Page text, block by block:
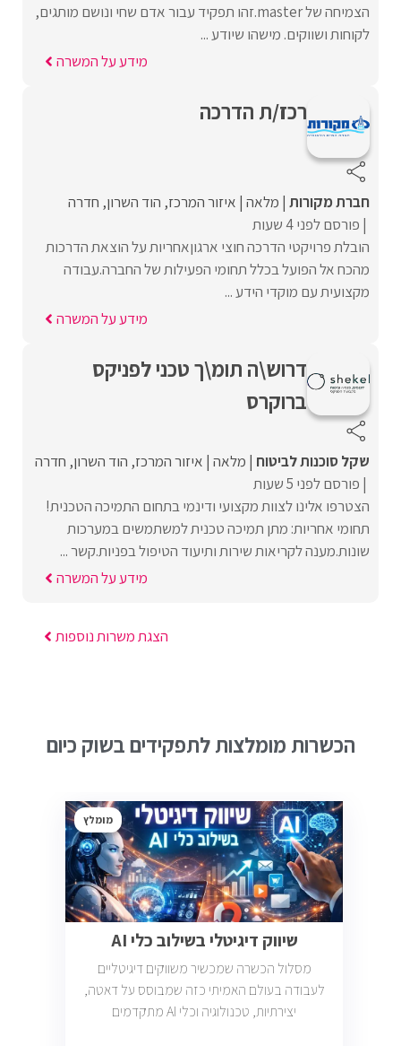
הצמיחה של master.זהו תפקיד עבור אדם שחי ונושם מותגים,
לקוחות ושווקים. מישהו שיודע ...
מידע על המשרה
רכז/ת הדרכה
חברת מקורות מלאה איזור המרכז הוד השרון חדרה
פורסם לפני 4 שעות
הובלת פרויקטי הדרכה חוצי ארגוןאחריות על הוצאת הדרכות
מהכח אל הפועל בכלל תחומי הפעילות של החברה.עבודה
מקצועית עם מוקדי הידע ...
מידע על המשרה
דרוש\ה תומ\ך טכני לפניקס
ברוקרס
שקל סוכנות לביטוח מלאה איזור המרכז הוד השרון חדרה
פורסם לפני 5 שעות
הצטרפו אלינו לצוות מקצועי ודינמי בתחום התמיכה הטכנית!
תחומי אחריות: מתן תמיכה טכנית למשתמשים במערכות
שונות.מענה לקריאות שירות ותיעוד הטיפול בפניות.קשר ...
מידע על המשרה
הצגת משרות נוספות
הכשרות מומלצות לתפקידים בשוק כיום
מומלץ
שיווק דיגיטלי בשילוב כלי AI
מסלול הכשרה שמכשיר משווקים דיגיטליים
לעבודה בעולם האמיתי כזה שמבוסס על דאטה,
יצירתיות, טכנולוגיה וכלי AI מתקדמים